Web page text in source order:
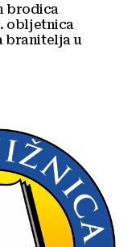
brodica
obljetnica
branitelja u